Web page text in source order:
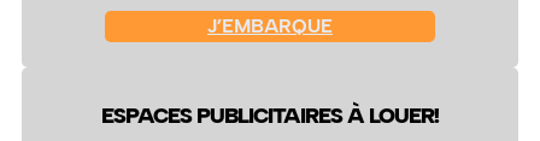
J’EMBARQUE
ESPACES PUBLICITAIRES À LOUER!